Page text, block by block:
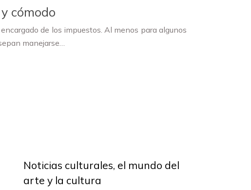
cómodo
de los impuestos. Al menos para algunos
manejarse…
Noticias culturales, el mundo del
arte y la cultura